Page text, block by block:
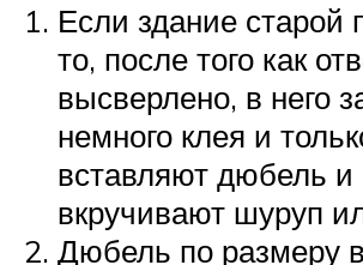
Если здание старой
то, после того как
высверлено, в него
немного клея и
вставляют дюбель и
вкручивают шуруп
Дюбель по размеру